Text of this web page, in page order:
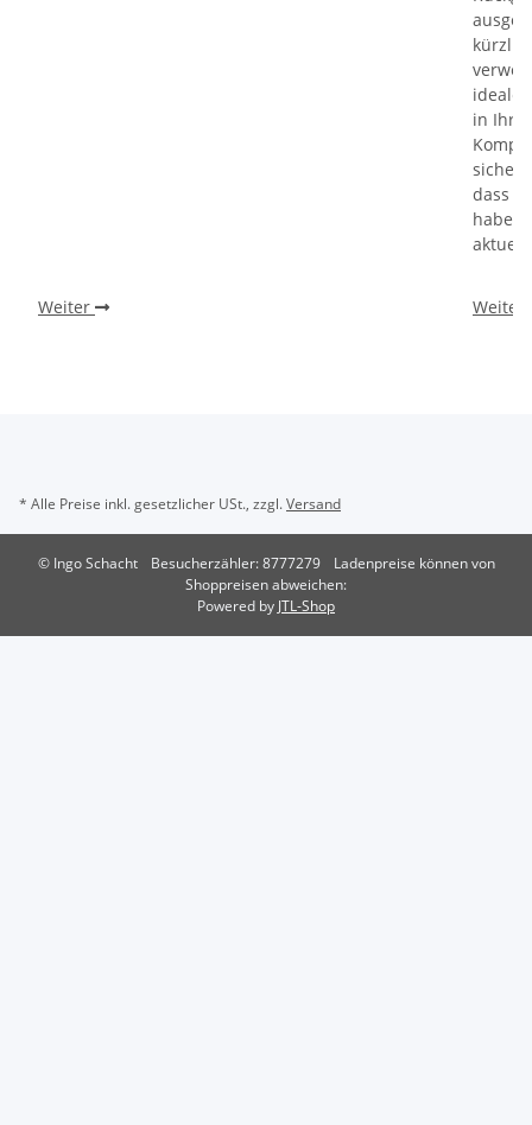
Weiter
in
dass
haben
Weiter
* Alle Preise inkl. gesetzlicher USt., zzgl.Versand
© Ingo Schacht Besucherzähler: 8777279
Ladenpreise können von
Shoppreisen abweichen:
Powered by JTL-Shop